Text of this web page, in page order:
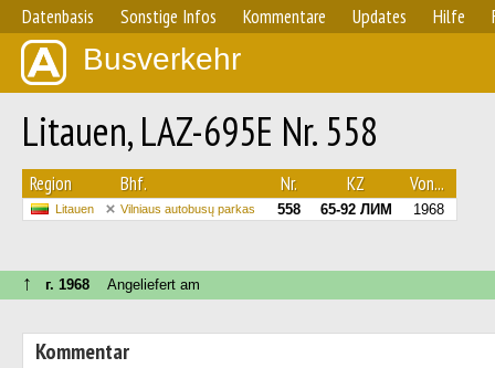
Datenbasis Sonstige Infos Kommentare Updates Hilfe
Busverkehr
Litauen, LAZ-695E Nr. 558
Region Bhf. Nr. KZ Von...
Litauen Vilniaus autobusų parkas 558 65-92 ЛИМ 1968
↑ г. 1968 Angeliefert am
Kommentar